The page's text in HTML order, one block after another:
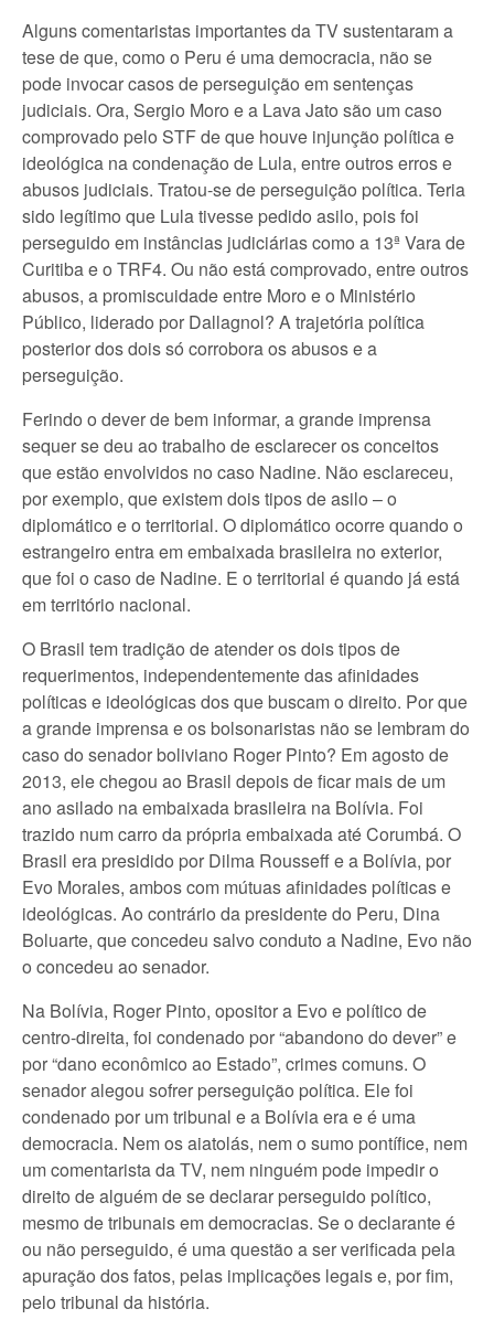
Alguns comentaristas importantes da TV sustentaram a
tese de que, como o Peru é uma democracia, não se
pode invocar casos de perseguição em sentenças
judiciais. Ora, Sergio Moro e a Lava Jato são um caso
comprovado pelo STF de que houve injunção política e
ideológica na condenação de Lula, entre outros erros e
abusos judiciais. Tratou-se de perseguição política. Teria
sido legítimo que Lula tivesse pedido asilo, pois foi
perseguido em instâncias judiciárias como a 13ª Vara de
Curitiba e o TRF4. Ou não está comprovado, entre outros
abusos, a promiscuidade entre Moro e o Ministério
Público, liderado por Dallagnol? A trajetória política
posterior dos dois só corrobora os abusos e a
perseguição.
Ferindo o dever de bem informar, a grande imprensa
sequer se deu ao trabalho de esclarecer os conceitos
que estão envolvidos no caso Nadine. Não esclareceu,
por exemplo, que existem dois tipos de asilo – o
diplomático e o territorial. O diplomático ocorre quando o
estrangeiro entra em embaixada brasileira no exterior,
que foi o caso de Nadine. E o territorial é quando já está
em território nacional.
O Brasil tem tradição de atender os dois tipos de
requerimentos, independentemente das afinidades
políticas e ideológicas dos que buscam o direito. Por que
a grande imprensa e os bolsonaristas não se lembram do
caso do senador boliviano Roger Pinto? Em agosto de
2013, ele chegou ao Brasil depois de ficar mais de um
ano asilado na embaixada brasileira na Bolívia. Foi
trazido num carro da própria embaixada até Corumbá. O
Brasil era presidido por Dilma Rousseff e a Bolívia, por
Evo Morales, ambos com mútuas afinidades políticas e
ideológicas. Ao contrário da presidente do Peru, Dina
Boluarte, que concedeu salvo conduto a Nadine, Evo não
o concedeu ao senador.
Na Bolívia, Roger Pinto, opositor a Evo e político de
centro-direita, foi condenado por “abandono do dever” e
por “dano econômico ao Estado”, crimes comuns. O
senador alegou sofrer perseguição política. Ele foi
condenado por um tribunal e a Bolívia era e é uma
democracia. Nem os aiatolás, nem o sumo pontífice, nem
um comentarista da TV, nem ninguém pode impedir o
direito de alguém de se declarar perseguido político,
mesmo de tribunais em democracias. Se o declarante é
ou não perseguido, é uma questão a ser verificada pela
apuração dos fatos, pelas implicações legais e, por fim,
pelo tribunal da história.